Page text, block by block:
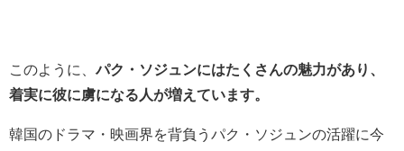
このように、パク・ソジュンにはたくさんの魅力があり、
着実に彼に虜になる人が増えています。
韓国のドラマ・映画界を背負うパク・ソジュンの活躍に今